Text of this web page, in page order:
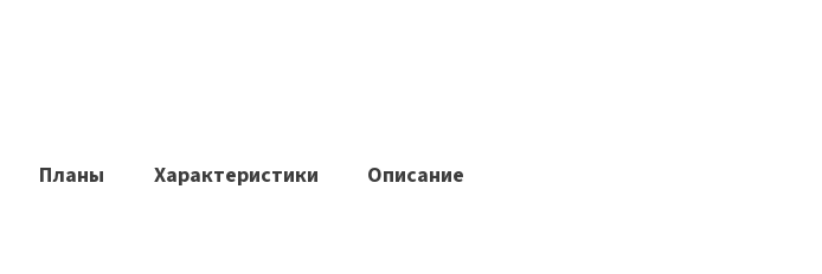
Планы Характеристики Описание